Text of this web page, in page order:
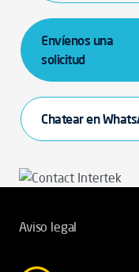
Envíenos una
solicitud
Chatear en
Aviso legal